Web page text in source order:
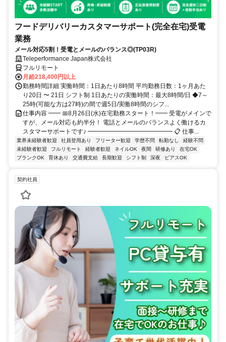
フードデリバリーカスタマーサポート(完全在宅)受電
業務
メール対応5割！受電とメールのバランス◎(TP03R)
Teleperformance Japan株式会社
フルリモート
月給218,400円以上
勤務時間詳細 実働時間：1日あたり8時間 平均勤務日数：1ヶ月あた
り20日 〜 21日 シフト制 1日あたりの実働時間：最大8時間/日 ◆7～
25時(可能な方は27時)の間で週5日/実働8時間のシフ...
仕事内容 ━━ 📅8月26日(水)在宅勤務スタート！━━ 受電がメインで
すが、メール対応も約半分！ 電話とメールのバランスよく働けるカ
スタマーサポートです♪ ━━━━━━━━━━━━━━ 📋 仕事...
業界未経験者歓迎 社員登用あり フリーター歓迎 学歴不問 転勤なし
経験不問
未経験者歓迎
フルリモート 経験者歓迎 ネイルOK 夜間 研修あり
在宅OK
ブランクOK
育休あり 交通費支給 長期歓迎 シフト制 深夜 ピアスOK
契約社員